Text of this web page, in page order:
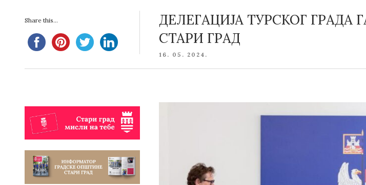
Share this...
ДЕЛЕГАЦИЈА ТУРСКОГ
СТАРИ ГРАД
POSTED
16. 05. 2024.